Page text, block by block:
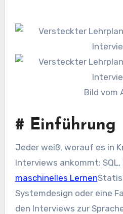
Bild vom
# Einführung
Jeder weiß, worauf es in
Interviews ankommt: SQL,
maschinelles Lernen
Systemdesign oder eine
den Interviews zur